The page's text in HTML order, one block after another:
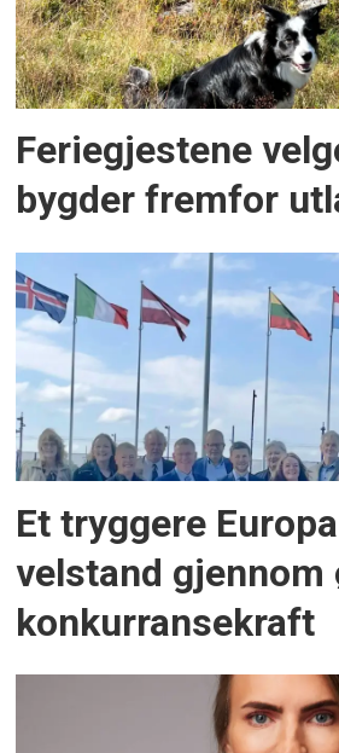
Feriegjestene
bygder fremfor
Et tryggere
velstand gjennom
konkurransekraft